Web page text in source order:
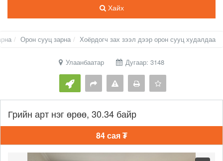
Хайх
Орон сууц зарна Хоёрдогч зах зээл дээр орон сууц худалдаа
Улаанбаатар Дугаар: 3148
Грийн арт нэг өрөө, 30.34 байр
84 сая ₮